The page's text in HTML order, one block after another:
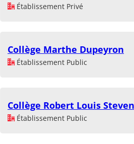
Établissement Privé
Collège Marthe Dupeyron
Établissement Public
Collège Robert Louis
Établissement Public